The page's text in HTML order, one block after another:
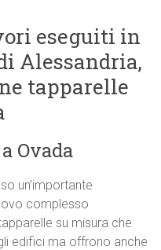
eseguiti in
Alessandria,
tapparelle
Ovada
un’importante
complesso
su misura che
edifici ma offrono anche